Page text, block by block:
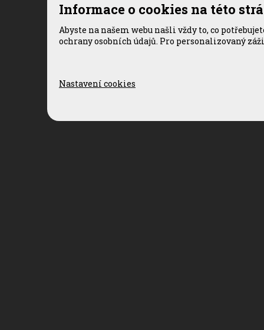
Informace o cookies na této
Abyste na našem webu našli vždy to, co
ochrany osobních údajů. Pro personalizovaný
Nastavení cookies